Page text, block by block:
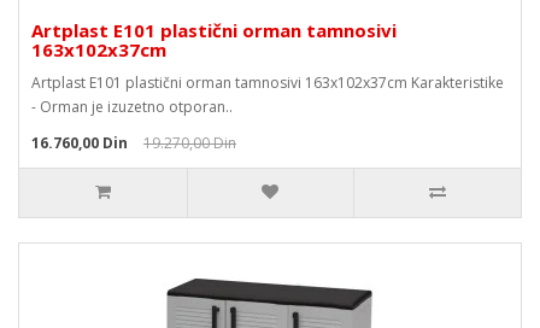
Artplast E101 plastični orman tamnosivi
163x102x37cm
Artplast E101 plastični orman tamnosivi 163x102x37cm Karakteristike
- Orman je izuzetno otporan..
16.760,00 Din
19.270,00 Din